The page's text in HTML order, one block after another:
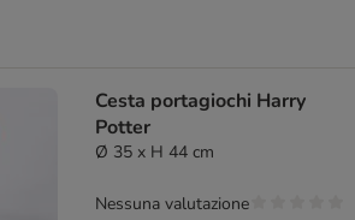
Cesta portagiochi Harry
Potter
Ø 35 x H 44 cm
Nessuna valutazione